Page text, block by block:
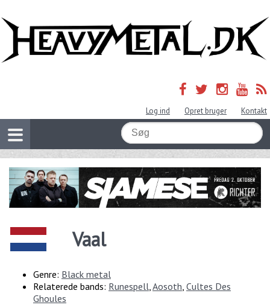
Log ind Opret bruger Kontakt
Vaal
Genre: Black metal
Relaterede bands: Runespell Aosoth Cultes Des
Ghoules